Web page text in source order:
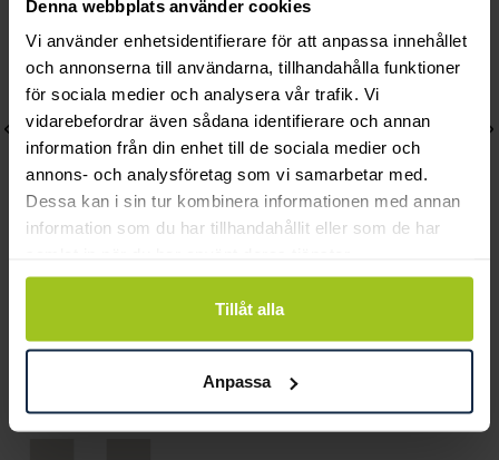
Denna webbplats använder cookies
Vi använder enhetsidentifierare för att anpassa innehållet
och annonserna till användarna, tillhandahålla funktioner
för sociala medier och analysera vår trafik. Vi
vidarebefordrar även sådana identifierare och annan
information från din enhet till de sociala medier och
annons- och analysföretag som vi samarbetar med.
Dessa kan i sin tur kombinera informationen med annan
information som du har tillhandahållit eller som de har
Tillåt alla
Anpassa
Thomas Sabo
klöverblad guldpläterad
Thomas Sabo
Charm-armband 15,5 cm
Pris:399 kr
399 kr